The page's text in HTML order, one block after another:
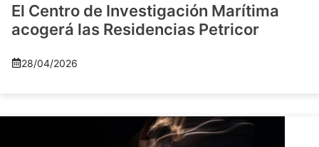
El Centro de Investigación Marítima
acogerá las Residencias Petricor
28/04/2026